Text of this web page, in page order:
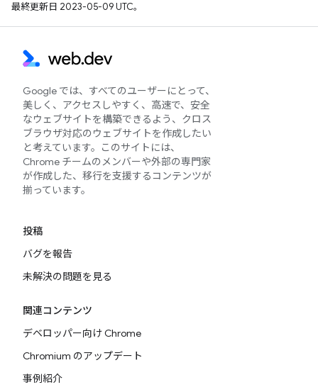
最終更新日 2023-05-09 UTC。
Google では、すべてのユーザーにとって、
美しく、アクセスしやすく、高速で、安全
なウェブサイトを構築できるよう、クロス
ブラウザ対応のウェブサイトを作成したい
と考えています。このサイトには、
Chrome チームのメンバーや外部の専門家
が作成した、移行を支援するコンテンツが
揃っています。
投稿
バグを報告
未解決の問題を見る
関連コンテンツ
デベロッパー向け Chrome
Chromium のアップデート
事例紹介